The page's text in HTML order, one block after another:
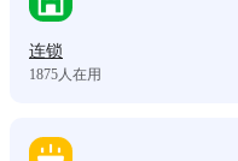
连锁
1875人在用